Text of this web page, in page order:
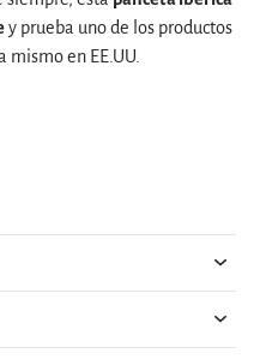
y prueba uno de los productos
en EE.UU.